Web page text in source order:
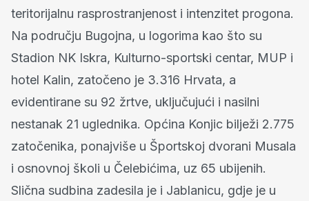
teritorijalnu rasprostranjenost i intenzitet progona.
Na području Bugojna, u logorima kao što su
Stadion NK Iskra, Kulturno-sportski centar, MUP i
hotel Kalin, zatočeno je 3.316 Hrvata, a
evidentirane su 92 žrtve, uključujući i nasilni
nestanak 21 uglednika. Općina Konjic bilježi 2.775
zatočenika, ponajviše u Športskoj dvorani Musala
i osnovnoj školi u Čelebićima, uz 65 ubijenih.
Slična sudbina zadesila je i Jablanicu, gdje je u